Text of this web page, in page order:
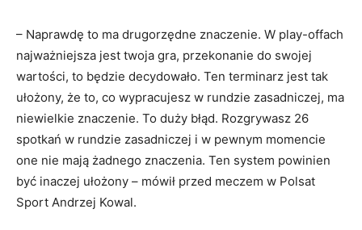
– Naprawdę to ma drugorzędne znaczenie. W play-offach
najważniejsza jest twoja gra, przekonanie do swojej
wartości, to będzie decydowało. Ten terminarz jest tak
ułożony, że to, co wypracujesz w rundzie zasadniczej, ma
niewielkie znaczenie. To duży błąd. Rozgrywasz 26
spotkań w rundzie zasadniczej i w pewnym momencie
one nie mają żadnego znaczenia. Ten system powinien
być inaczej ułożony – mówił przed meczem w Polsat
Sport Andrzej Kowal.